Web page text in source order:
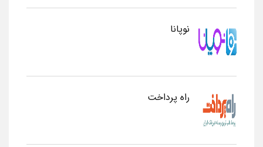
نوپانا
راه پرداخت